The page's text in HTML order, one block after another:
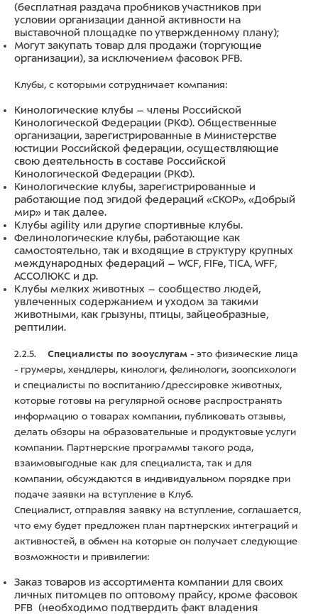
(бесплатная раздача пробников участников при
условии организации данной активности на
выставочной площадке по утвержденному плану);
Могут закупать товар для продажи (торгующие
организации), за исключением фасовок PFB.
Клубы, с которыми сотрудничает компания:
Кинологические клубы – члены Российской
Кинологической Федерации (РКФ). Общественные
организации, зарегистрированные в Министерстве
юстиции Российской федерации, осуществляющие
свою деятельность в составе Российской
Кинологической Федерации (РКФ).
Кинологические клубы, зарегистрированные и
работающие под эгидой федераций «СКОР», «Добрый
мир» и так далее.
Клубы agility или другие спортивные клубы.
Фелинологические клубы, работающие как
самостоятельно, так и входящие в структуру крупных
международных федераций – WCF, FIFe, TICA, WFF,
АССОЛЮКС и др.
Клубы мелких животных – сообщество людей,
увлеченных содержанием и уходом за такими
животными, как грызуны, птицы, зайцеобразные,
рептилии.
2.2.5. Специалисты по зооуслугам - это физические лица
- грумеры, хендлеры, кинологи, фелинологи, зоопсихологи
и специалисты по воспитанию/дрессировке животных,
которые готовы на регулярной основе распространять
информацию о товарах компании, публиковать отзывы,
делать обзоры на образовательные и продуктовые услуги
компании. Партнерские программы такого рода,
взаимовыгодные как для специалиста, так и для
компании, обсуждаются в индивидуальном порядке при
подаче заявки на вступление в Клуб.
Специалист, отправляя заявку на вступление, соглашается,
что ему будет предложен план партнерских интеграций и
активностей, в обмен на которые он получает следующие
возможности и привилегии:
Заказ товаров из ассортимента компании для своих
личных питомцев по оптовому прайсу, кроме фасовок
PFB (необходимо подтвердить факт владения